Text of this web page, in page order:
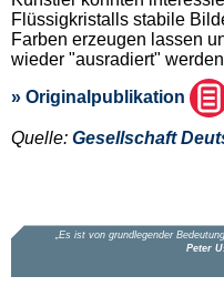
Flüssigkristalls stabile
Farben erzeugen lassen
wieder "ausradiert"
» Originalpublikation
Quelle: Gesellschaft